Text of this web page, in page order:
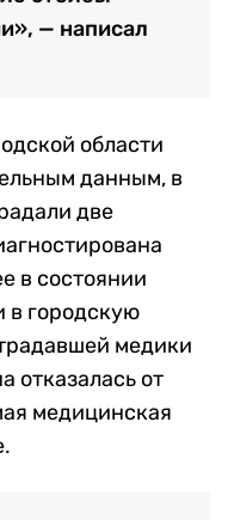
— написал
области
данным, в
две
в состоянии
в городскую
медики
отказалась от
медицинская